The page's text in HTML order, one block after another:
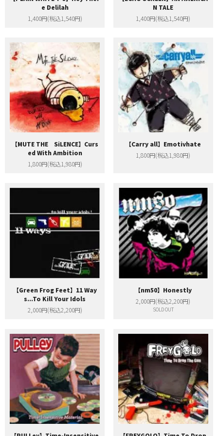
e Delilah
1,400円(税込1,540円)
N TALE
1,400円(税込1,540円)
【MUTE THE SiLENCE】Curs
ed With Ambition
1,800円(税込1,980円)
【Carry all】Emotivhate
1,800円(税込1,980円)
【Green Frog Feet】11 Way
s...To Kill Your Idols
2,000円(税込2,200円)
【nm50】Honestly
2,000円(税込2,200円)
SOLD OUT